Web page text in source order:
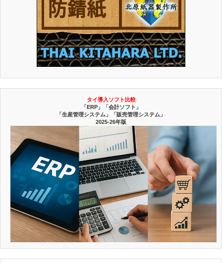
タイ導入ソフト比較
「ERP」「会計ソフト」
「生産管理システム」「販売管理システム」
2025-26年版